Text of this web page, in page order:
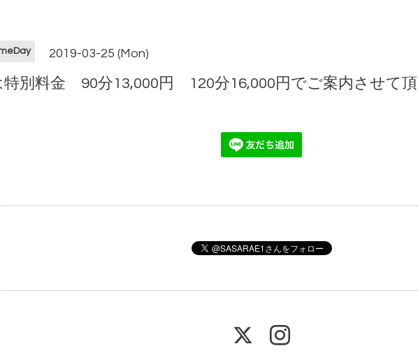
2019-03-25 (Mon)
特別料金 90分13,000円 120分16,000円でご案内させて